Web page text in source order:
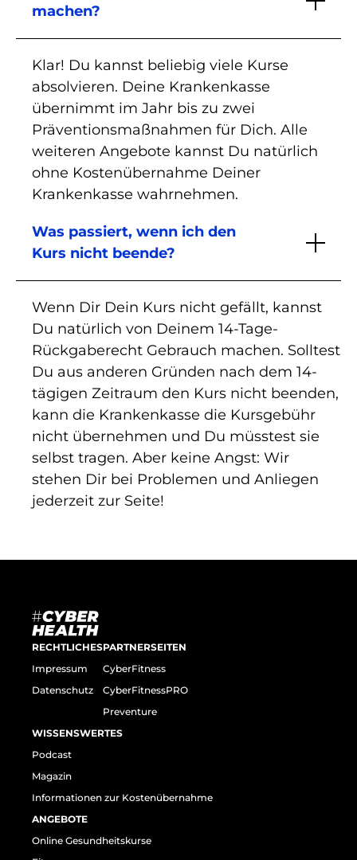
machen?
Klar! Du kannst beliebig viele Kurse
absolvieren. Deine Krankenkasse
übernimmt im Jahr bis zu zwei
Präventionsmaßnahmen für Dich. Alle
weiteren Angebote kannst Du natürlich
ohne Kostenübernahme Deiner
Krankenkasse wahrnehmen.
Was passiert, wenn ich den
Kurs nicht beende?
Wenn Dir Dein Kurs nicht gefällt, kannst
Du natürlich von Deinem 14-Tage-
Rückgaberecht Gebrauch machen. Solltest
Du aus anderen Gründen nach dem 14-
tägigen Zeitraum den Kurs nicht beenden,
kann die Krankenkasse die Kursgebühr
nicht übernehmen und Du müsstest sie
selbst tragen. Aber keine Angst: Wir
stehen Dir bei Problemen und Anliegen
jederzeit zur Seite!
RECHTLICHES
Impressum
Datenschutz
PARTNERSEITEN
CyberFitness
CyberFitnessPRO
Preventure
WISSENSWERTES
Podcast
Magazin
Informationen zur Kostenübernahme
ANGEBOTE
Online Gesundheitskurse